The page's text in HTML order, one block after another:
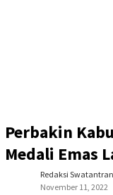
Perbakin
Medali Emas
Redaksi
November 11, 2022